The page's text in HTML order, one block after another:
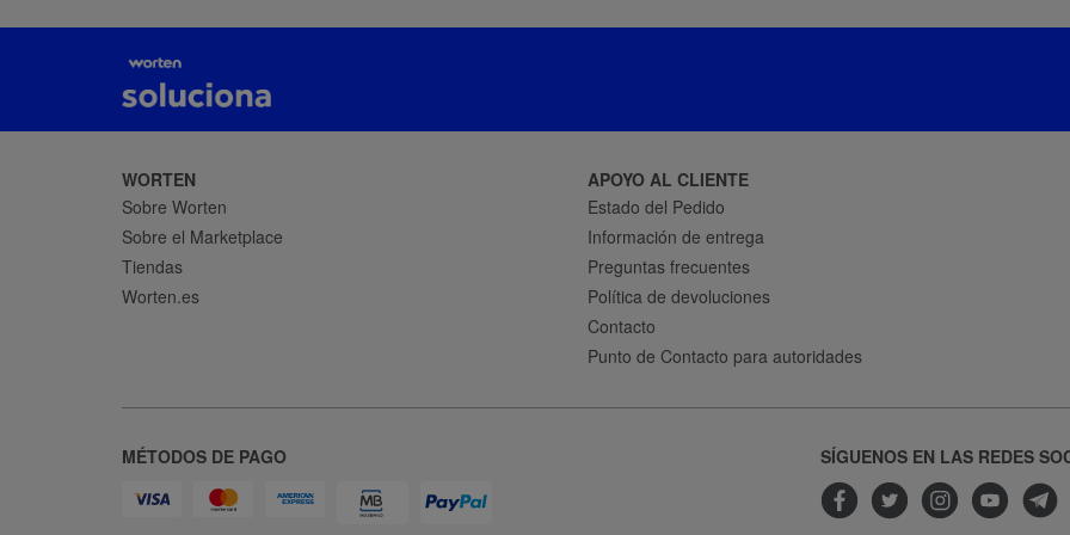
WORTEN
Sobre Worten
Sobre el Marketplace
Tiendas
Worten.es
APOYO AL CLIENTE
Estado del Pedido
Información de entrega
Preguntas frecuentes
Política de devoluciones
Contacto
Punto de Contacto para autoridades
MÉTODOS DE PAGO SÍGUENOS EN LAS REDES